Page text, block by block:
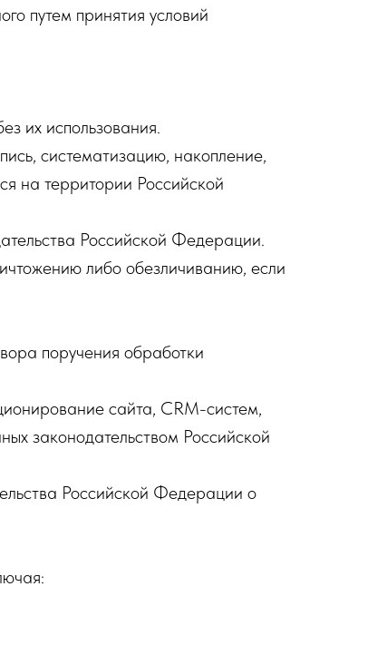
путем принятия условий
их использования.
систематизацию, накопление,
на территории Российской
Российской Федерации.
либо обезличиванию, если
поручения обработки
сайта, CRM-систем,
законодательством Российской
Российской Федерации о